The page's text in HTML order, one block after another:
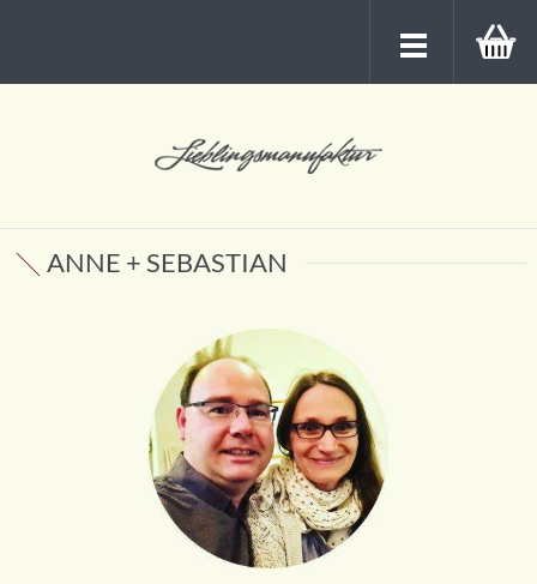
ANNE + SEBASTIAN